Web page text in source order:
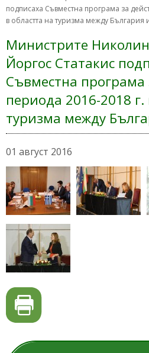
подписаха Съвместна програма за
в областта на туризма между България
Министрите
Йоргос Статакис
Съвместна програма
периода 2016-2018 г.
туризма между
01 август 2016